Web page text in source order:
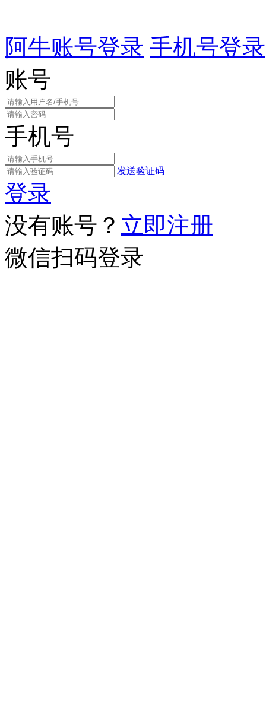
阿牛账号登录 手机号登录
账号
手机号
发送验证码
登录
没有账号？ 立即注册
微信扫码登录